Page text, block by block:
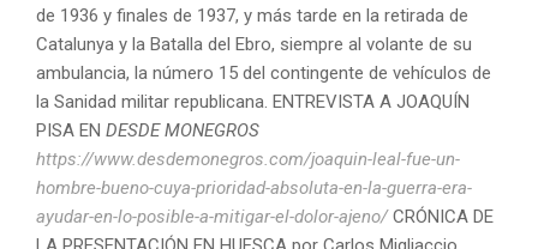
de 1936 y finales de 1937, y más tarde en la retirada de
Catalunya y la Batalla del Ebro, siempre al volante de su
ambulancia, la número 15 del contingente de vehículos de
la Sanidad militar republicana. ENTREVISTA A JOAQUÍN
PISA EN DESDE MONEGROS
https://www.desdemonegros.com/joaquin-leal-fue-un-
hombre-bueno-cuya-prioridad-absoluta-en-la-guerra-era-
ayudar-en-lo-posible-a-mitigar-el-dolor-ajeno/CRÓNICA DE